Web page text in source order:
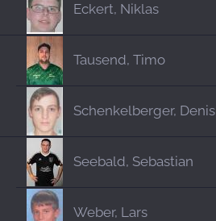
Eckert, Niklas
Tausend, Timo
Schenkelberger, Denis
Seebald, Sebastian
Weber, Lars